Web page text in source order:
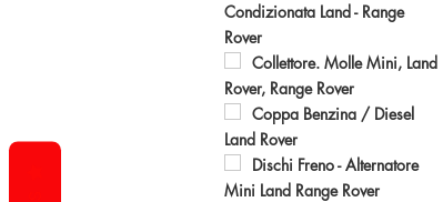
Condizionata Land - Range
Rover
Collettore. Molle Mini, Land
Rover, Range Rover
Coppa Benzina / Diesel
Land Rover
Dischi Freno - Alternatore
Mini Land Range Rover